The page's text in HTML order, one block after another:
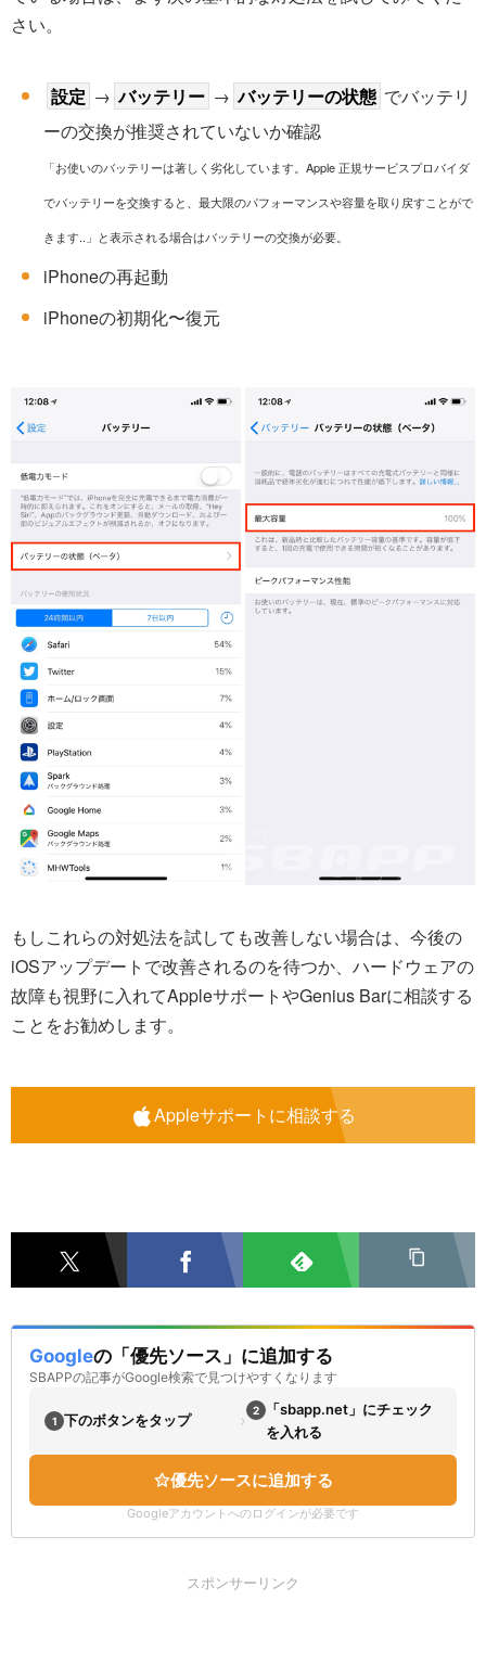
さい。
設定 → バッテリー → バッテリーの状態 でバッテリ
ーの交換が推奨されていないか確認
「お使いのバッテリーは著しく劣化しています。Apple 正規サービスプロバイダ
でバッテリーを交換すると、最大限のパフォーマンスや容量を取り戻すことがで
きます..」と表示される場合はバッテリーの交換が必要。
iPhoneの再起動
iPhoneの初期化〜復元
もしこれらの対処法を試しても改善しない場合は、今後の
iOSアップデートで改善されるのを待つか、ハードウェアの
故障も視野に入れてAppleサポートやGenius Barに相談する
ことをお勧めします。
Appleサポートに相談する
Googleの「優先ソース」に追加する
SBAPPの記事がGoogle検索で見つけやすくなります
1 下のボタンをタップ › 2
「sbapp.net」にチェック
を入れる
優先ソースに追加する
Googleアカウントへのログインが必要です
スポンサーリンク